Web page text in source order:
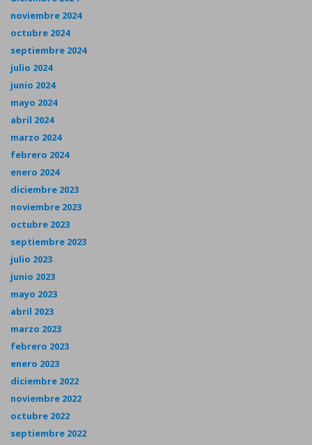
noviembre 2024
octubre 2024
septiembre 2024
julio 2024
junio 2024
mayo 2024
abril 2024
marzo 2024
febrero 2024
enero 2024
diciembre 2023
noviembre 2023
octubre 2023
septiembre 2023
julio 2023
junio 2023
mayo 2023
abril 2023
marzo 2023
febrero 2023
enero 2023
diciembre 2022
noviembre 2022
octubre 2022
septiembre 2022